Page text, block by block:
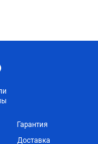
Гарантия
Доставка